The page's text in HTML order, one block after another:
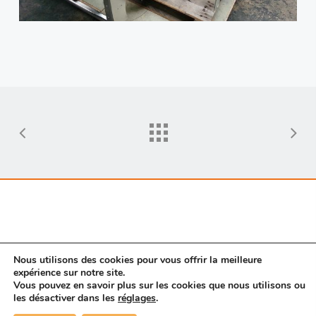
© 2026 Porte SAS. |Mentions légales|Nous
contacter| CGV
Nous utilisons des cookies pour vous offrir la meilleure
expérience sur notre site.
Vous pouvez en savoir plus sur les cookies que nous utilisons ou
les désactiver dans les réglages.